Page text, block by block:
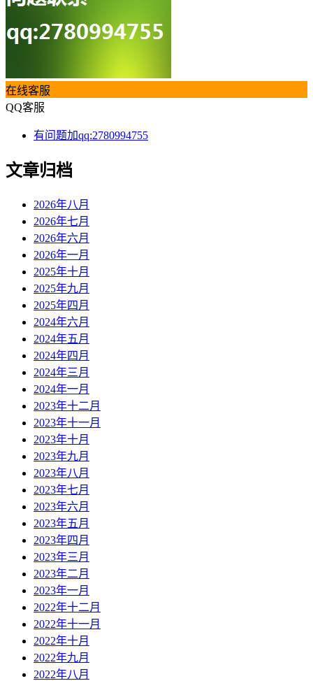
在线客服
QQ客服
有问题加qq:2780994755
文章归档
2026年八月
2026年七月
2026年六月
2026年一月
2025年十月
2025年九月
2025年四月
2024年六月
2024年五月
2024年四月
2024年三月
2024年一月
2023年十二月
2023年十一月
2023年十月
2023年九月
2023年八月
2023年七月
2023年六月
2023年五月
2023年四月
2023年三月
2023年二月
2023年一月
2022年十二月
2022年十一月
2022年十月
2022年九月
2022年八月